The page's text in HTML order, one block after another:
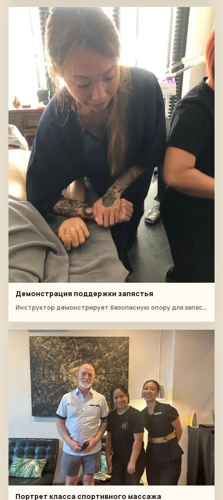
Демонстрация поддержки запястья
Инструктор демонстрирует безопасную опору для запястий при работе с расслаблением предплечий.
Портрет класса спортивного массажа